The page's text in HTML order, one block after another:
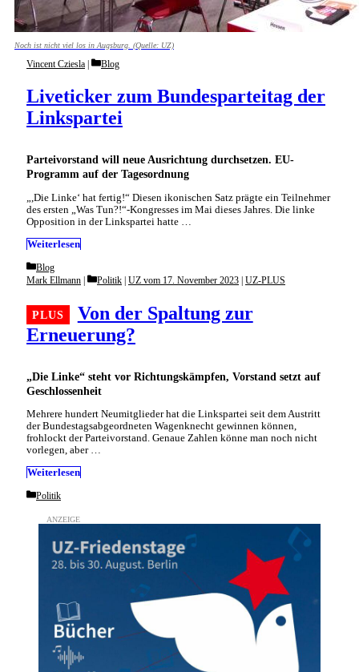
Noch ist nicht viel los in Augsburg. (Quelle: UZ)
Parteivorstand will neue Ausrichtung durchsetzen. EU-
Programm auf der Tagesordnung
Liveticker zum Bundesparteitag der
Linkspartei
Vincent Cziesla Categories
Blog
„,Die Linke‘ hat fertig!“ Diesen ikonischen Satz prägte ein Teilnehmer
des ersten „Was Tun?!“-Kongresses im Mai dieses Jahres. Die linke
Opposition in der Linkspartei hatte …
Weiterlesen
Categories
Blog
„Die Linke“ steht vor Richtungskämpfen, Vorstand setzt auf
Geschlossenheit
Von der Spaltung zur
Erneuerung?
Mark Ellmann Categories
Politik | UZ vom 17. November 2023 | UZ-PLUS
Mehrere hundert Neumitglieder hat die Linkspartei seit dem Austritt
der Bundestagsabgeordneten Wagenknecht gewinnen können,
frohlockt der Parteivorstand. Genaue Zahlen könne man noch nicht
vorlegen, aber …
Weiterlesen
Categories
Politik